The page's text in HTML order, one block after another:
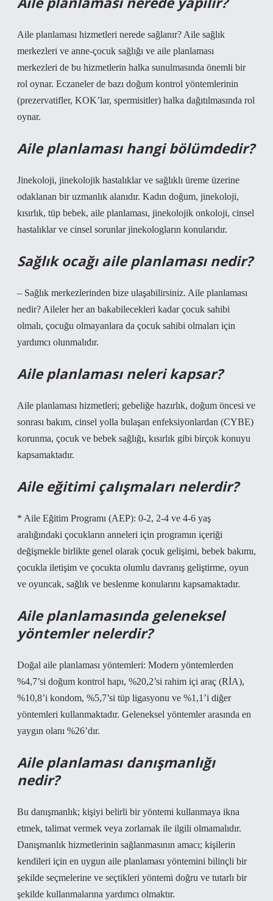
Aile planlaması hizmetleri nerede sağlanır? Aile sağlık
merkezleri ve anne-çocuk sağlığı ve aile planlaması
merkezleri de bu hizmetlerin halka sunulmasında önemli bir
rol oynar. Eczaneler de bazı doğum kontrol yöntemlerinin
(prezervatifler, KOK’lar, spermisitler) halka dağıtılmasında rol
oynar.
Aile planlaması hangi bölümdedir?
Jinekoloji, jinekolojik hastalıklar ve sağlıklı üreme üzerine
odaklanan bir uzmanlık alanıdır. Kadın doğum, jinekoloji,
kısırlık, tüp bebek, aile planlaması, jinekolojik onkoloji, cinsel
hastalıklar ve cinsel sorunlar jinekologların konularıdır.
Sağlık ocağı aile planlaması nedir?
– Sağlık merkezlerinden bize ulaşabilirsiniz. Aile planlaması
nedir? Aileler her an bakabilecekleri kadar çocuk sahibi
olmalı, çocuğu olmayanlara da çocuk sahibi olmaları için
yardımcı olunmalıdır.
Aile planlaması neleri kapsar?
Aile planlaması hizmetleri; gebeliğe hazırlık, doğum öncesi ve
sonrası bakım, cinsel yolla bulaşan enfeksiyonlardan (CYBE)
korunma, çocuk ve bebek sağlığı, kısırlık gibi birçok konuyu
kapsamaktadır.
Aile eğitimi çalışmaları nelerdir?
* Aile Eğitim Programı (AEP): 0-2, 2-4 ve 4-6 yaş
aralığındaki çocukların anneleri için programın içeriği
değişmekle birlikte genel olarak çocuk gelişimi, bebek bakımı,
çocukla iletişim ve çocukta olumlu davranış geliştirme, oyun
ve oyuncak, sağlık ve beslenme konularını kapsamaktadır.
Aile planlamasında geleneksel
yöntemler nelerdir?
Doğal aile planlaması yöntemleri: Modern yöntemlerden
%4,7’si doğum kontrol hapı, %20,2’si rahim içi araç (RİA),
%10,8’i kondom, %5,7’si tüp ligasyonu ve %1,1’i diğer
yöntemleri kullanmaktadır. Geleneksel yöntemler arasında en
yaygın olanı %26’dır.
Aile planlaması danışmanlığı
nedir?
Bu danışmanlık; kişiyi belirli bir yöntemi kullanmaya ikna
etmek, talimat vermek veya zorlamak ile ilgili olmamalıdır.
Danışmanlık hizmetlerinin sağlanmasının amacı; kişilerin
kendileri için en uygun aile planlaması yöntemini bilinçli bir
şekilde seçmelerine ve seçtikleri yöntemi doğru ve tutarlı bir
şekilde kullanmalarına yardımcı olmaktır.